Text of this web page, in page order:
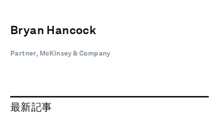
Bryan Hancock
Partner, McKinsey & Company
最新記事